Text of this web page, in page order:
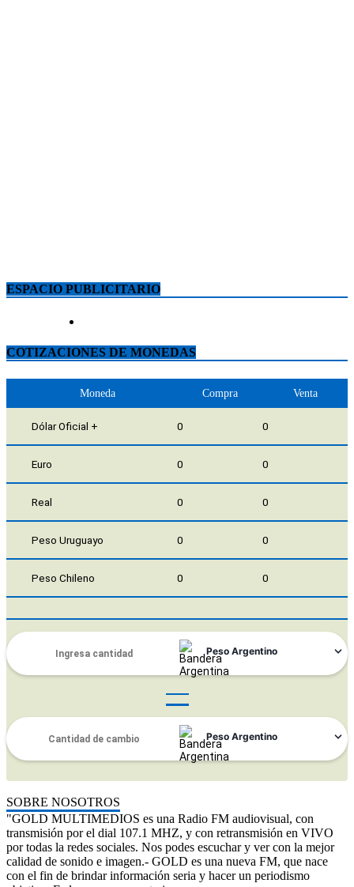
ESPACIO PUBLICITARIO
COTIZACIONES DE MONEDAS
Moneda Compra Venta
Dólar Oficial + 0 0
Euro 0 0
Real 0 0
Peso Uruguayo 0 0
Peso Chileno 0 0
SOBRE NOSOTROS
"GOLD MULTIMEDIOS es una Radio FM audiovisual, con
transmisión por el dial 107.1 MHZ, y con retransmisión en VIVO
por todas la redes sociales. Nos podes escuchar y ver con la mejor
calidad de sonido e imagen.- GOLD es una nueva FM, que nace
con el fin de brindar información seria y hacer un periodismo